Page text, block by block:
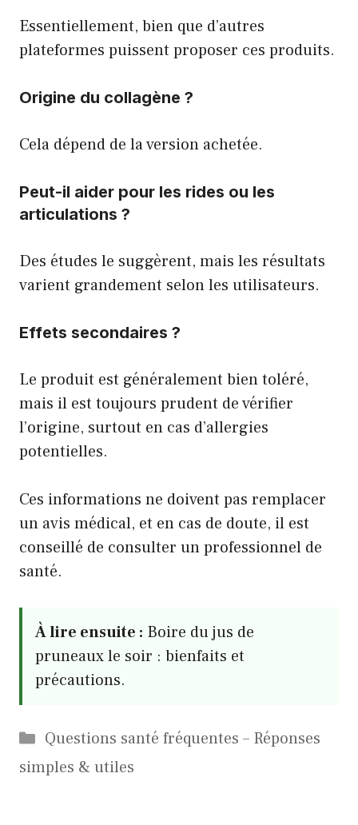
Essentiellement, bien que d’autres
plateformes puissent proposer ces produits.
Origine du collagène ?
Cela dépend de la version achetée.
Peut-il aider pour les rides ou les
articulations ?
Des études le suggèrent, mais les résultats
varient grandement selon les utilisateurs.
Effets secondaires ?
Le produit est généralement bien toléré,
mais il est toujours prudent de vérifier
l’origine, surtout en cas d’allergies
potentielles.
Ces informations ne doivent pas remplacer
un avis médical, et en cas de doute, il est
conseillé de consulter un professionnel de
santé.
À lire ensuite : Boire du jus de
pruneaux le soir : bienfaits et
précautions.
Catégories
Questions santé fréquentes – Réponses
simples & utiles